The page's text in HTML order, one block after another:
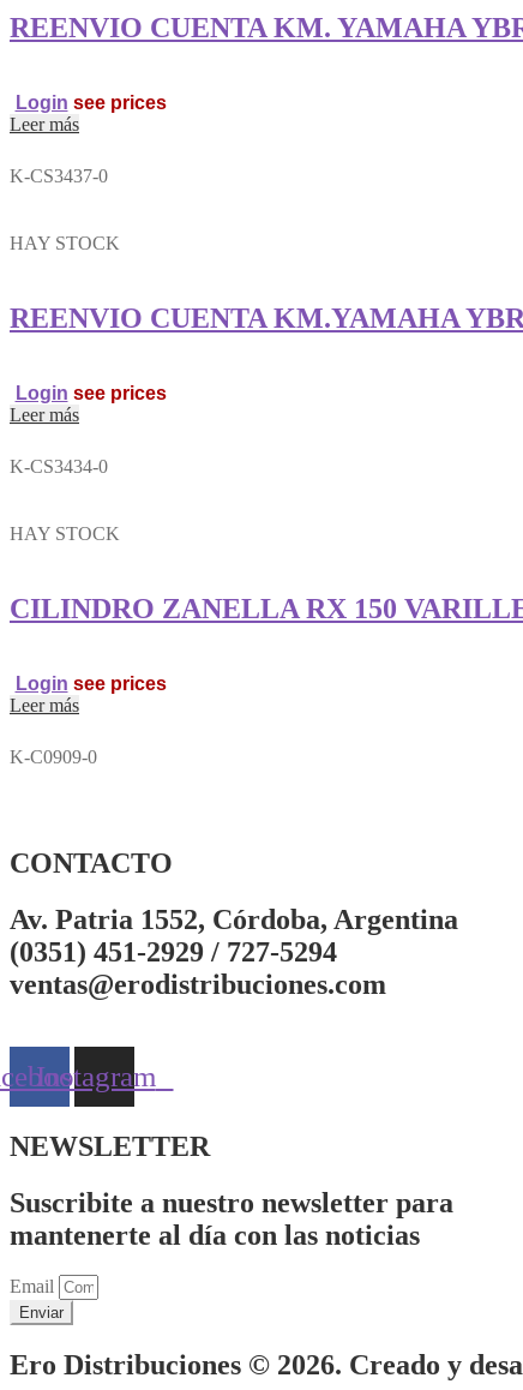
K-CS3437-0
REENVIO CUENTA KM. YAMAHA
Login see prices
Leer más
K-CS3434-0
HAY STOCK
REENVIO CUENTA KM.YAMAHA
Login see prices
Leer más
K-C0909-0
HAY STOCK
CILINDRO ZANELLA RX 150
Login see prices
Leer más
CONTACTO
Av. Patria 1552, Córdoba, Argentina
(0351) 451-2929 / 727-5294
ventas@erodistribuciones.com
Instagram
NEWSLETTER
Suscribite a nuestro newsletter para
mantenerte al día con las noticias
Email
Enviar
Ero Distribuciones © 2026. Creado y